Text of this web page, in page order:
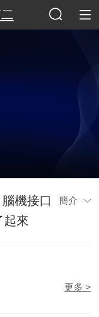
機接口
起來
簡介
更多 >